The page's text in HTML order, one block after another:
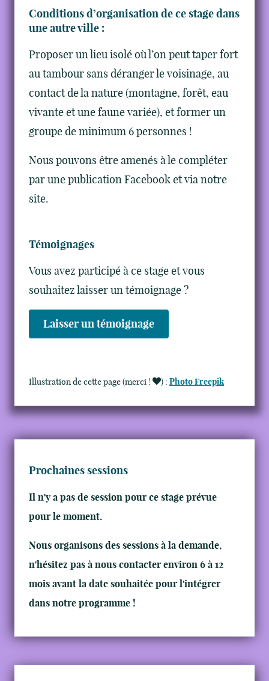
Conditions d’organisation de ce stage dans
une autre ville :
Proposer un lieu isolé où l’on peut taper fort
au tambour sans déranger le voisinage, au
contact de la nature (montagne, forêt, eau
vivante et une faune variée), et former un
groupe de minimum 6 personnes !
Nous pouvons être amenés à le compléter
par une publication Facebook et via notre
site.
Témoignages
Vous avez participé à ce stage et vous
souhaitez laisser un témoignage ?
Laisser un témoignage
Illustration de cette page (merci ! ) : Photo Freepik
Prochaines sessions
Il n'y a pas de session pour ce stage prévue
pour le moment.
Nous organisons des sessions à la demande,
n'hésitez pas à nous contacter environ 6 à 12
mois avant la date souhaitée pour l'intégrer
dans notre programme !